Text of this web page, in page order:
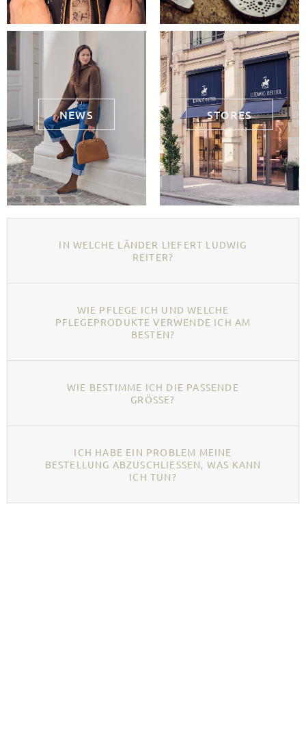
NEWS STORES
IN WELCHE LÄNDER LIEFERT LUDWIG
REITER?
WIE PFLEGE ICH UND WELCHE
PFLEGEPRODUKTE VERWENDE ICH AM
BESTEN?
WIE BESTIMME ICH DIE PASSENDE
GRÖSSE?
ICH HABE EIN PROBLEM MEINE
BESTELLUNG ABZUSCHLIESSEN, WAS KANN I
CH TUN?